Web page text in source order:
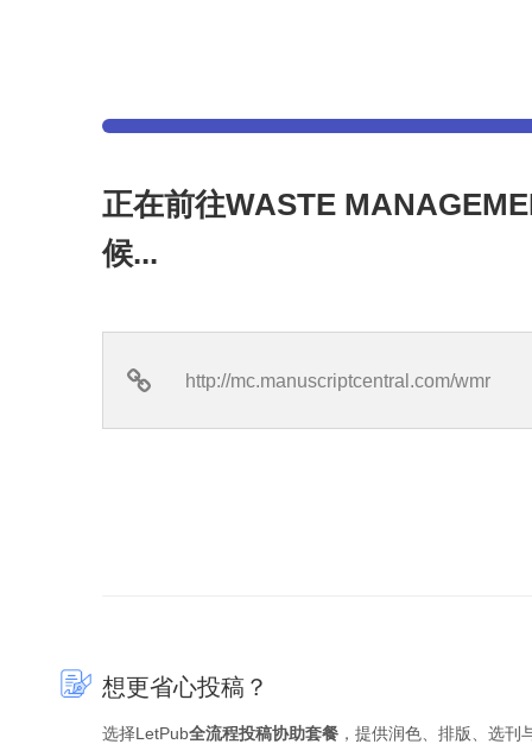
正在前往WASTE
候...
http://mc.manuscriptcentral.com/wmr
想更省心投稿？
选择LetPub全流程投稿协助套餐 ，提供润色、排版、选